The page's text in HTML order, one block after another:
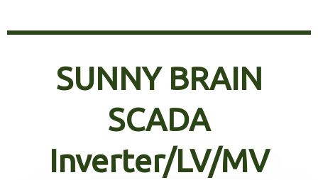
SUNNY BRAIN
SCADA
Inverter/LV/MV